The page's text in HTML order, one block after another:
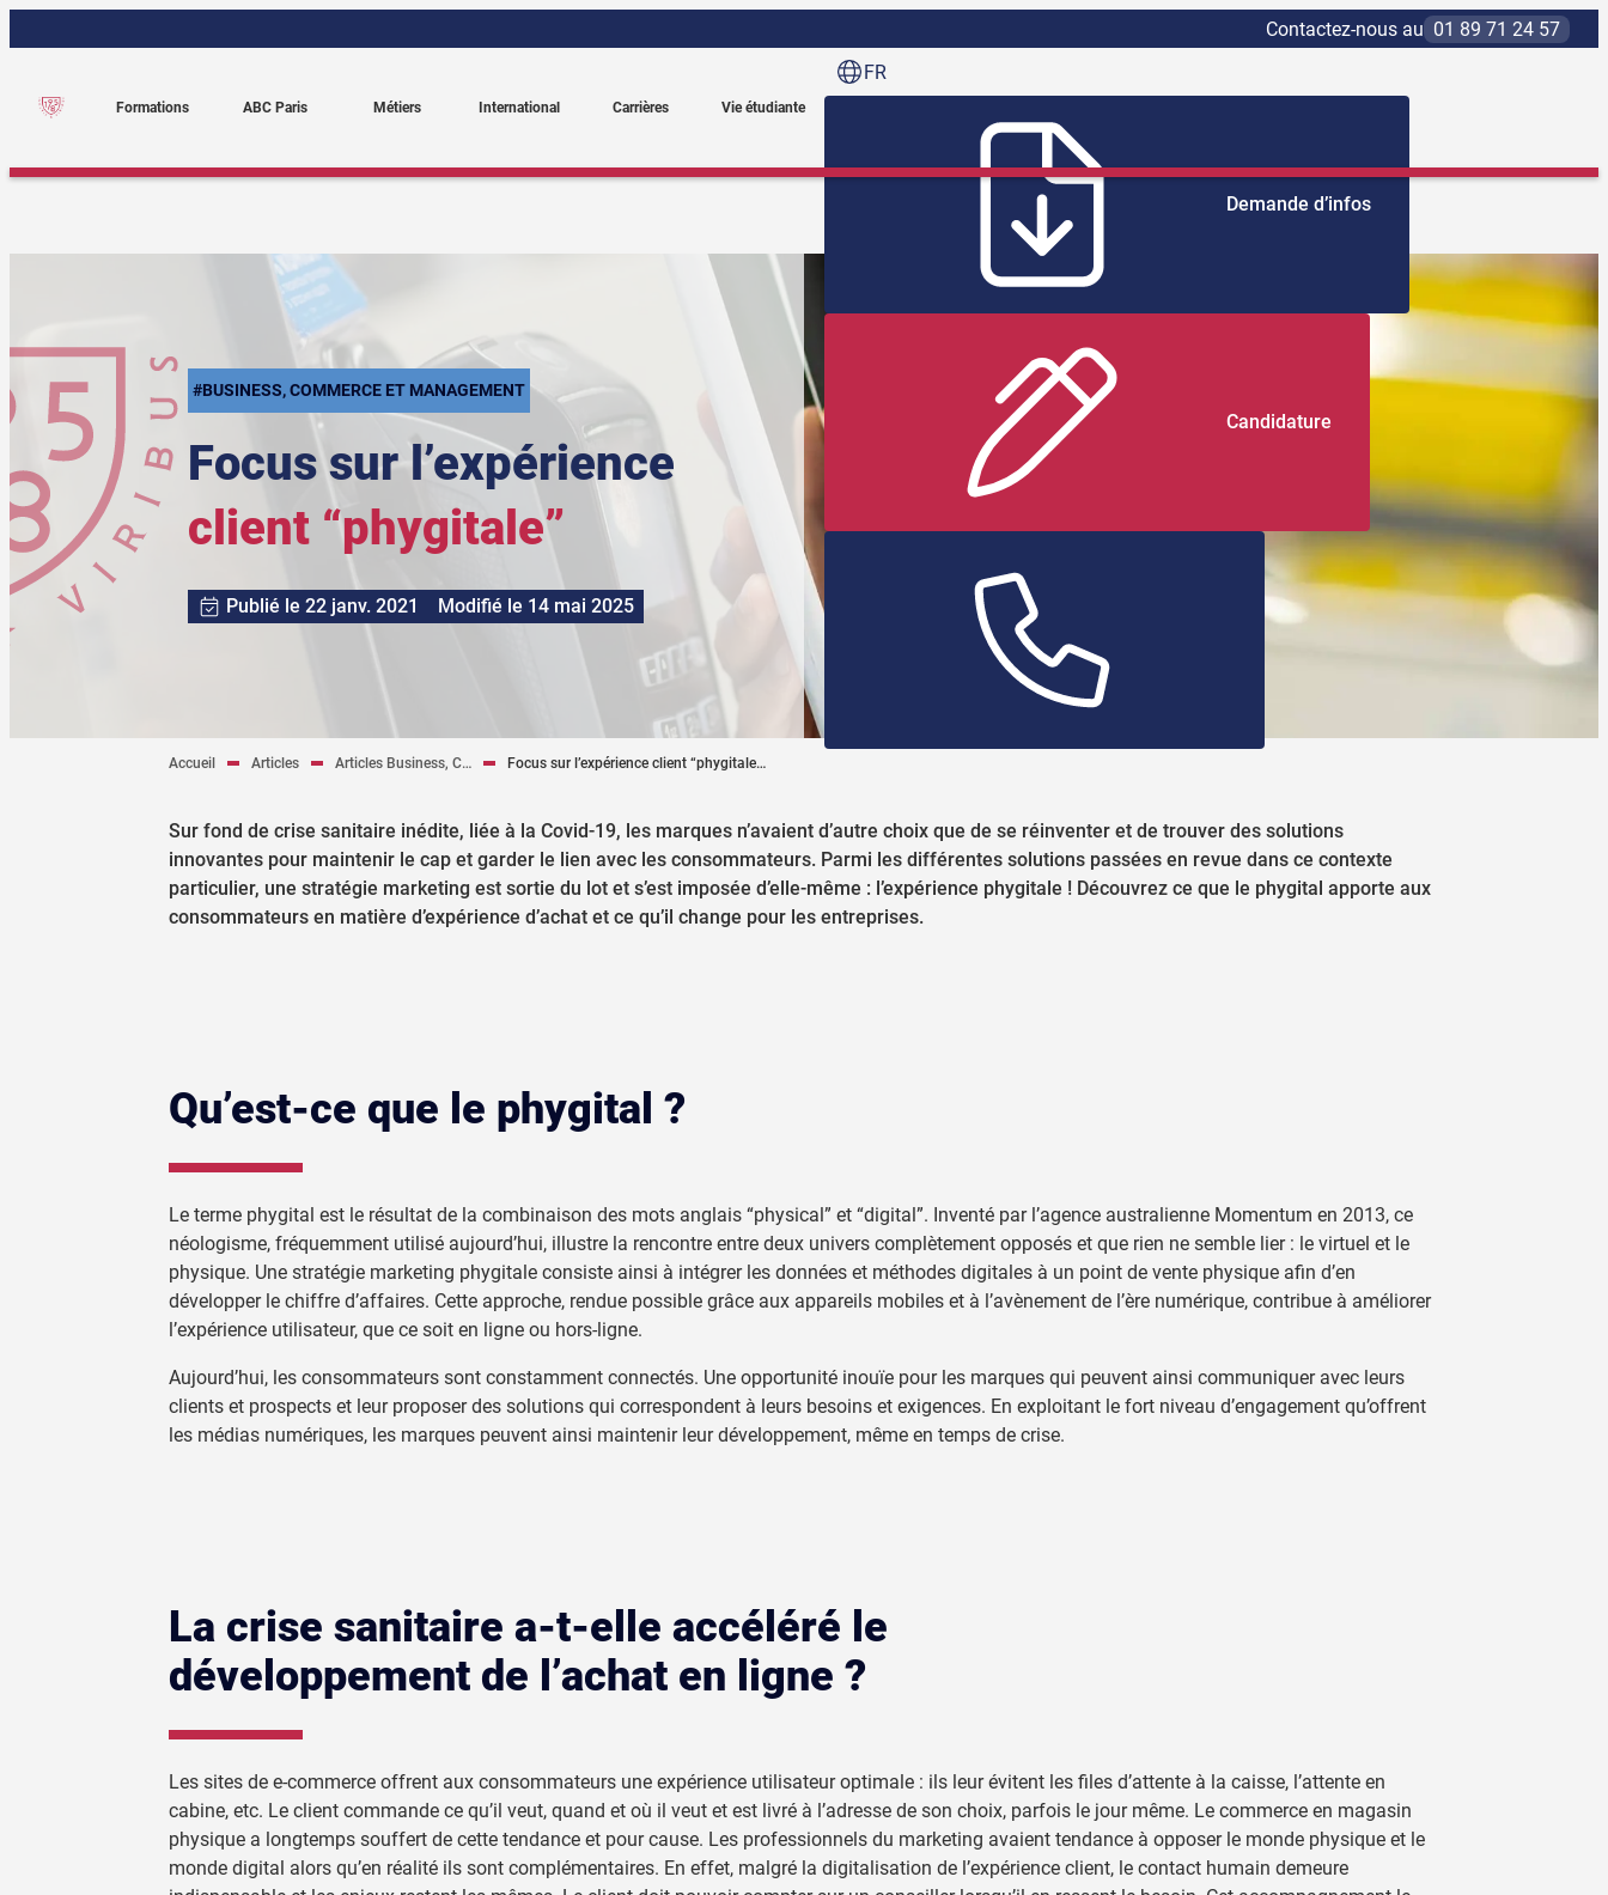
au
Contactez-nous au 01 89 71 24 57
Formations ABC Paris Métiers International Carrières Vie étudiante
FR
Demande d’infos
Candidature
#BUSINESS, COMMERCE ET MANAGEMENT
Focus sur l’expérience
client “phygitale”
Publié le 22 janv. 2021 Modifié le 14 mai 2025
Accueil Articles Articles Business, C… Focus sur l’expérience client “phygitale…
Sur fond de crise sanitaire inédite, liée à la Covid-19, les marques n’avaient d’autre choix que de se réinventer et de trouver des solutions
innovantes pour maintenir le cap et garder le lien avec les consommateurs. Parmi les différentes solutions passées en revue dans ce contexte
particulier, une stratégie marketing est sortie du lot et s’est imposée d’elle-même : l’expérience phygitale ! Découvrez ce que le phygital apporte aux
consommateurs en matière d’expérience d’achat et ce qu’il change pour les entreprises.
Qu’est-ce que le phygital ?
Le terme phygital est le résultat de la combinaison des mots anglais “physical” et “digital”. Inventé par l’agence australienne Momentum en 2013, ce
néologisme, fréquemment utilisé aujourd’hui, illustre la rencontre entre deux univers complètement opposés et que rien ne semble lier : le virtuel et le
physique. Une stratégie marketing phygitale consiste ainsi à intégrer les données et méthodes digitales à un point de vente physique afin d’en
développer le chiffre d’affaires. Cette approche, rendue possible grâce aux appareils mobiles et à l’avènement de l’ère numérique, contribue à améliorer
l’expérience utilisateur, que ce soit en ligne ou hors-ligne.
Aujourd’hui, les consommateurs sont constamment connectés. Une opportunité inouïe pour les marques qui peuvent ainsi communiquer avec leurs
clients et prospects et leur proposer des solutions qui correspondent à leurs besoins et exigences. En exploitant le fort niveau d’engagement qu’offrent
les médias numériques, les marques peuvent ainsi maintenir leur développement, même en temps de crise.
La crise sanitaire a-t-elle accéléré le
développement de l’achat en ligne ?
Les sites de e-commerce offrent aux consommateurs une expérience utilisateur optimale : ils leur évitent les files d’attente à la caisse, l’attente en
cabine, etc. Le client commande ce qu’il veut, quand et où il veut et est livré à l’adresse de son choix, parfois le jour même. Le commerce en magasin
physique a longtemps souffert de cette tendance et pour cause. Les professionnels du marketing avaient tendance à opposer le monde physique et le
monde digital alors qu’en réalité ils sont complémentaires. En effet, malgré la digitalisation de l’expérience client, le contact humain demeure